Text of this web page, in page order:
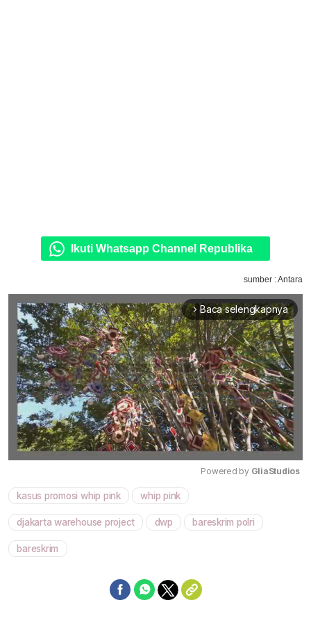
Ikuti Whatsapp Channel Republika
sumber : Antara
arrow_forward_ios Baca selengkapnya
Powered by GliaStudios
kasus promosi whip pink whip pink
djakarta warehouse project dwp bareskrim polri
bareskrim